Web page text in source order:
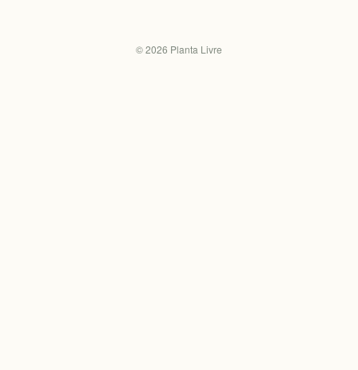
©2026 Planta Livre